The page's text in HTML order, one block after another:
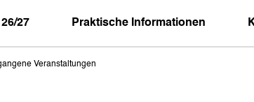
27 Praktische Informationen
Veranstaltungen